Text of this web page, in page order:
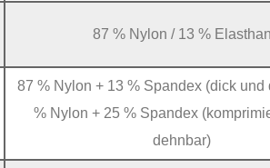
87 % Nylon / 13 % Elasthan
87 % Nylon + 13 % Spandex (dick und
% Nylon + 25 % Spandex
dehnbar)